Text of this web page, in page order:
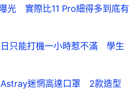
光 實際比11 Pro細得多到底有
日只能打機一小時惹不滿 學生
Astray迷惘高達口罩 2款造型